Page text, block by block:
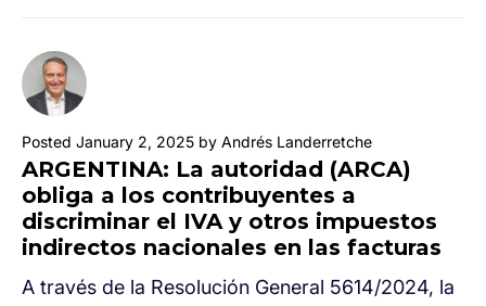
Posted January 2, 2025 by Andrés Landerretche
ARGENTINA: La autoridad (ARCA)
obliga a los contribuyentes a
discriminar el IVA y otros impuestos
indirectos nacionales en las facturas
A través de la Resolución General 5614/2024, la